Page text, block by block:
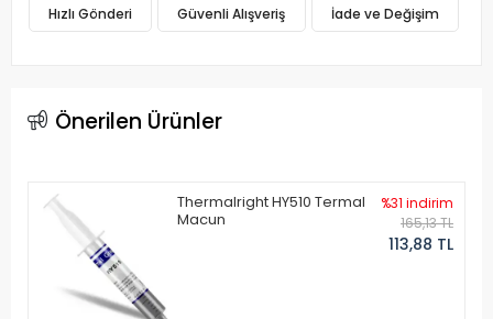
Hızlı Gönderi Güvenli Alışveriş İade ve Değişim
Önerilen Ürünler
Thermalright HY510 Termal
Macun
%31 indirim
165,13 TL
113,88 TL